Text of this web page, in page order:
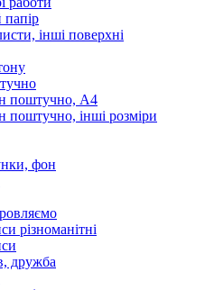
інші поверхні
поштучно, А4
поштучно, інші розміри
фон
різноманітні
дружба